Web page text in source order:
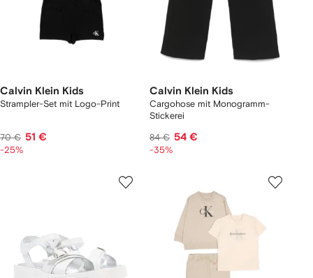
Calvin Klein Kids
Strampler-Set mit Logo-Print
70 € 51 €
-25%
Calvin Klein Kids
Cargohose mit Monogramm-
Stickerei
84 € 54 €
-35%